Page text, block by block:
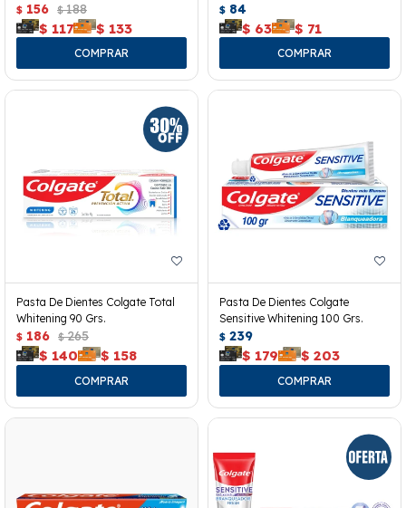
$ 156 $ 188
$ 117 $ 133
$ 84
$ 63 $ 71
Pasta De Dientes Colgate Total
Whitening 90 Grs.
$ 186 $ 265
$ 140 $ 158
Pasta De Dientes Colgate
Sensitive Whitening 100 Grs.
$ 239
$ 179 $ 203